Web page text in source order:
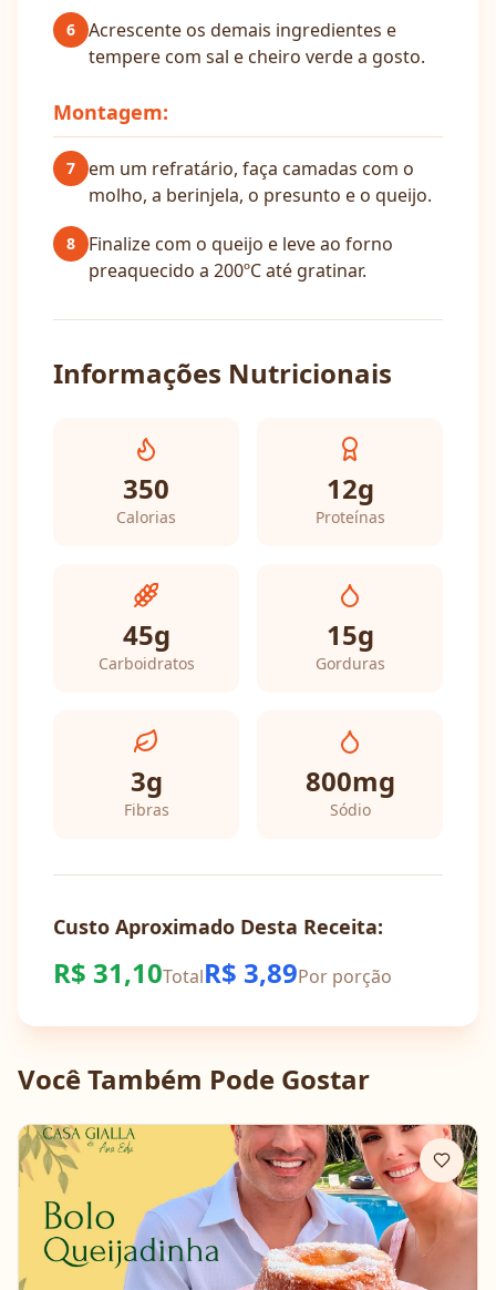
6
Acrescente os demais ingredientes e
tempere com sal e cheiro verde a gosto.
Montagem:
7
em um refratário, faça camadas com o
molho, a berinjela, o presunto e o queijo.
8
Finalize com o queijo e leve ao forno
preaquecido a 200ºC até gratinar.
Informações Nutricionais
350
Calorias
12g
Proteínas
45g
Carboidratos
15g
Gorduras
3g
Fibras
800mg
Sódio
Custo Aproximado Desta Receita:
R$ 31,10TotalR$ 3,89Por porção
Você Também Pode Gostar